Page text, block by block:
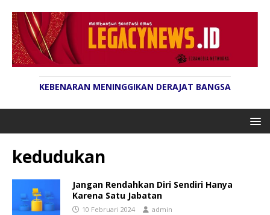
KEBENARAN MENINGGIKAN DERAJAT BANGSA
kedudukan
Jangan Rendahkan Diri Sendiri Hanya
Karena Satu Jabatan
10 Februari 2024 admin